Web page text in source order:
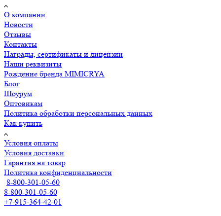
О компании
Новости
Отзывы
Контакты
Награды, сертификаты и лицензии
Наши реквизиты
Рождение бренда MIMICRYA
Блог
Шоурум
Оптовикам
Политика обработки персональных данных
Как купить
Условия оплаты
Условия доставки
Гарантия на товар
Политика конфиденциальности
8-800-301-05-60
8-800-301-05-60
+7-915-364-42-01